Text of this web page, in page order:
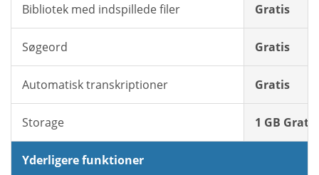
Bibliotek med indspillede filer Gratis
Søgeord Gratis
Automatisk transkriptioner Gratis
Storage 1 GB Gratis
Yderligere funktioner